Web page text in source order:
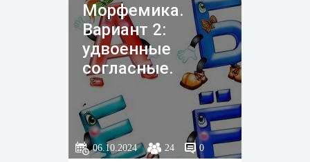
Морфемика.
Вариант 2:
удвоенные
согласные.
06.10.2024 24 0